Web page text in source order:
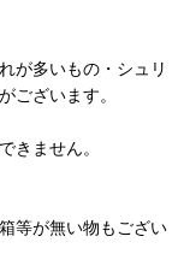
が多いもの・シュリ
ございます。
きません。
等が無い物もござい